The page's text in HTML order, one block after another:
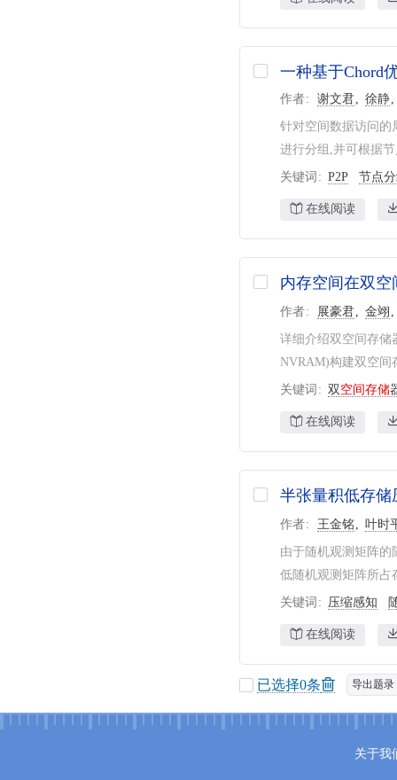
一种基于Chord
作者 谢文君 徐静
针对空间数据访问的
进行分组,并可根据
关键词 P2P 节点
在线阅读
内存空间在双
作者 展豪君 金翊
详细介绍双空间存储
NVRAM)构建双空间
关键词 双 空间存储
在线阅读
半张量积低存
作者 王金铭 叶时
由于随机观测矩阵
低随机观测矩阵所占
关键词 压缩感知
在线阅读
已选择0条 导出题录
关于我